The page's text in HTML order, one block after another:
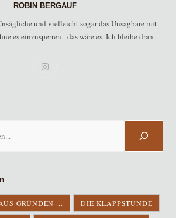
ROBIN BERGAUF
und vielleicht sogar das Unsagbare mit
es einzusperren - das wäre es. Ich bleibe dran.
GRÜNDEN ... DIE KLAPPSTUNDE